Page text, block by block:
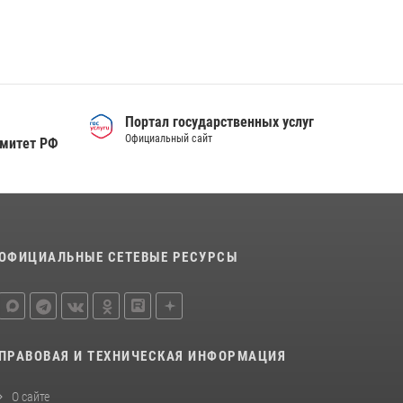
отработали навыки десантирования на Урале
16 июля 2026, 10:42
РФ
Портал государственных услуг
Официальный сайт
СЕТЕВЫЕ РЕСУРСЫ
ПРАВОВАЯ И ТЕХНИЧЕСКАЯ ИНФОРМАЦИЯ
О сайте